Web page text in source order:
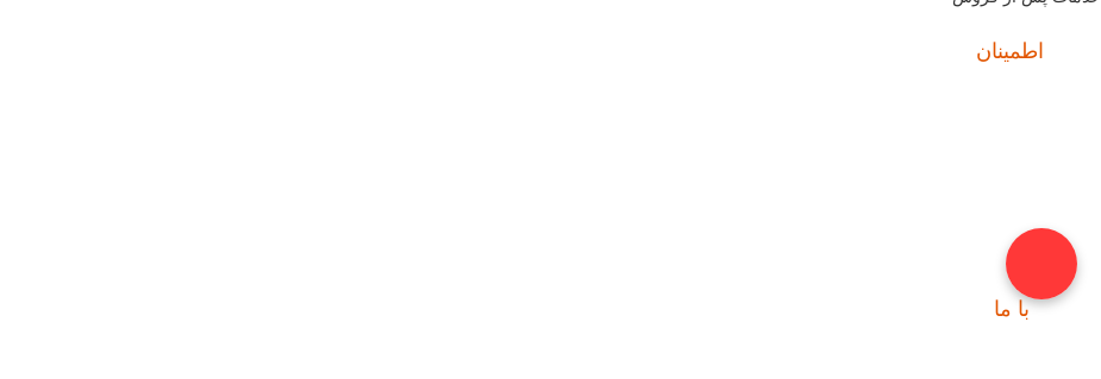
اطمینان
ارتباطبا ما